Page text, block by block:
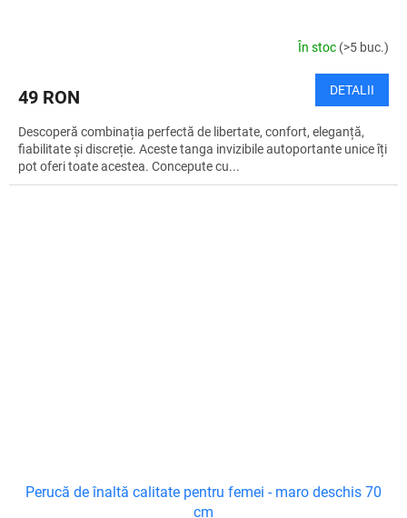
În stoc (>5 buc.)
49 RON DETALII
Descoperă combinația perfectă de libertate, confort, eleganță,
fiabilitate și discreție. Aceste tanga invizibile autoportante unice îți
pot oferi toate acestea. Concepute cu...
Perucă de înaltă calitate pentru femei - maro deschis 70
cm